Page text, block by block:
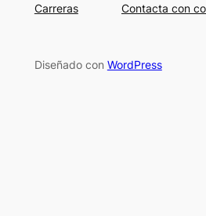
Carreras
Contacta con
Diseñado con WordPress